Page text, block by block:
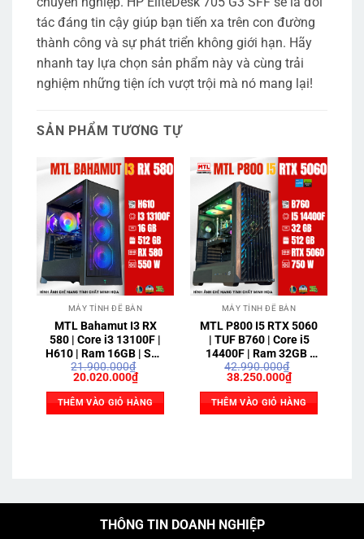
tác đáng tin cậy giúp bạn tiến xa trên con đường
thành công và sự phát triển không giới hạn. Hãy
nhanh tay lựa chọn sản phẩm này và cùng trải
nghiệm những tiện ích vượt trội mà nó mang lại!
SẢN PHẨM TƯƠNG TỰ
MÁY TÍNH ĐỂ BÀN
MTL Bahamut I3 RX
580 | Core i3 13100F |
H610 | Ram 16GB | SSD
512GB | RX 580 8GB |
Power 550W
21.900.000₫
Giá
là:
21.900.000₫.
20.020.000₫Giá
hiện
tại
là:
20.020.000₫.
THÊM VÀO GIỎ HÀNG
MÁY TÍNH ĐỂ BÀN
MTL P800 I5 RTX 5060
| TUF B760 | Core i5
14400F | Ram 32GB |
SSD 512GB | RTX 5060
8GB
42.990.000₫
Giá
là:
42.990.000₫.
38.250.000₫Giá
hiện
tại
là:
38.250.000₫.
THÊM VÀO GIỎ HÀNG
THÔNG TIN DOANH NGHIỆP